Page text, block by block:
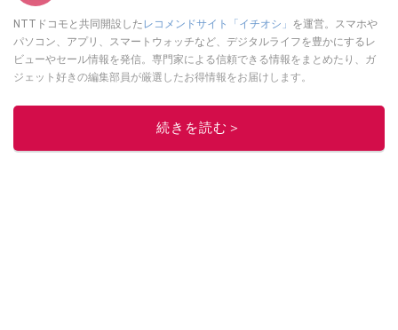
NTTドコモと共同開設した レコメンドサイト「イチオシ」 を運営。スマホや
パソコン、アプリ、スマートウォッチなど、デジタルライフを豊かにするレ
ビューやセール情報を発信。専門家による信頼できる情報をまとめたり、ガ
ジェット好きの編集部員が厳選したお得情報をお届けします。
このイチオシストの他の記事を読む
続きを読む＞